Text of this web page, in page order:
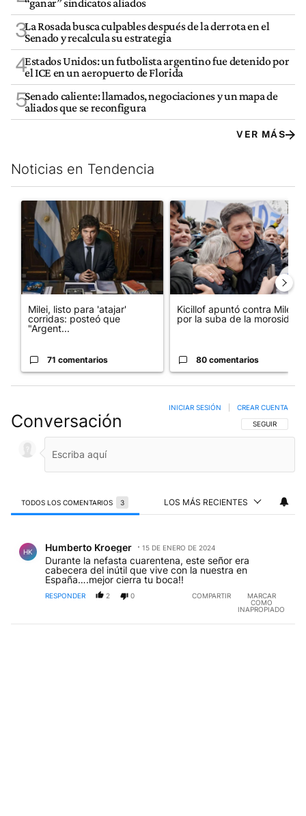
“ganar” sindicatos aliados
3La Rosada busca culpables después de la derrota en el
Senado y recalcula su estrategia
4Estados Unidos: un futbolista argentino fue detenido por
el ICE en un aeropuerto de Florida
5Senado caliente: llamados, negociaciones y un mapa de
aliados que se reconfigura
VER MÁS
Noticias en Tendencia
Este listado muestra los artículos con más comentarios en los
Un artículo de tendencia con el título "Milei, listo para 'atajar'
Milei, listo para 'atajar'
corridas: posteó que
"Argent...
71 comentarios
Un artículo de tendencia con
Kicillof apuntó contra Milei
por la suba de la morosida...
80 comentarios
Conversación SIGA ESTA
SEGUIR
INICIAR SESIÓN CREAR CUENTA
TODOS LOS COMENTARIOS 3 LOS MÁS RECIENTES
HK Humberto Kroeger 15 DE ENERO DE 2024
Durante la nefasta cuarentena, este señor era
cabecera del inútil que vive con la nuestra en
España….mejor cierra tu boca!!
RESPONDER 2 0 COMPARTIR
MARCAR
COMO
INAPROPIADO